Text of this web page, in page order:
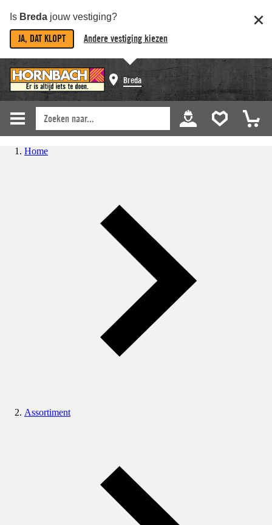
Is Breda jouw vestiging?
JA, DAT KLOPT Andere vestiging kiezen
Breda
Home
Assortiment